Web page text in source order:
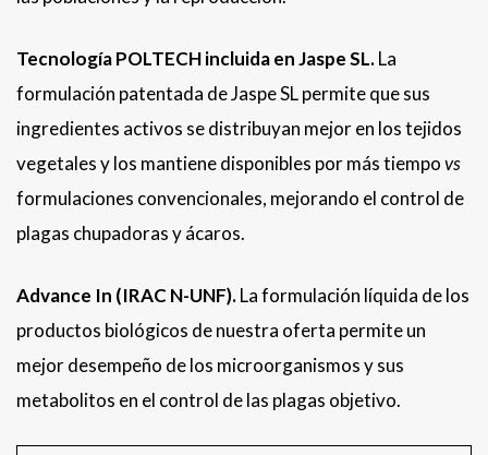
Tecnología POLTECH incluida en Jaspe SL.La
formulación patentada de Jaspe SL permite que sus
ingredientes activos se distribuyan mejor en los tejidos
vegetales y los mantiene disponibles por más tiempovs
formulaciones convencionales, mejorando el control de
plagas chupadoras y ácaros.
Advance In (IRAC N-UNF).La formulación líquida de los
productos biológicos de nuestra oferta permite un
mejor desempeño de los microorganismos y sus
metabolitos en el control de las plagas objetivo.